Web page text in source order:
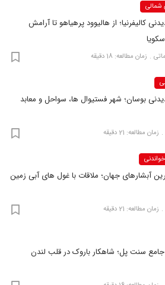
شمالی
کالیفرنیا؛ از هالیوود پرهیاهو تا آرامش
زمان مطالعه: 18 دقیقه
بوسان؛ شهر فستیوال ها، سواحل و معابد
زمان مطالعه: 21 دقیقه
آبشارهای جهان؛ ملاقات با غول های آبی زمین
زمان مطالعه: 21 دقیقه
سنت پل؛ شاهکار باروک در قلب لندن